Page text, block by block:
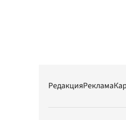
РедакцияРеклама